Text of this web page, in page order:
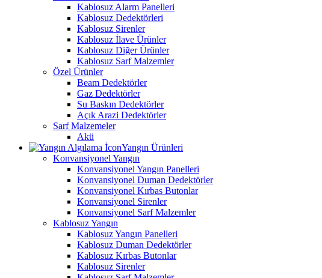
Kablosuz Alarm Panelleri
Kablosuz Dedektörleri
Kablosuz Sirenler
Kablosuz İlave Ürünler
Kablosuz Diğer Ürünler
Kablosuz Sarf Malzemler
Özel Ürünler
Beam Dedektörler
Gaz Dedektörler
Su Baskın Dedektörler
Açık Arazi Dedektörler
Sarf Malzemeler
Akü
Yangın Ürünleri
Konvansiyonel Yangın
Konvansiyonel Yangın Panelleri
Konvansiyonel Duman Dedektörler
Konvansiyonel Kırbas Butonlar
Konvansiyonel Sirenler
Konvansiyonel Sarf Malzemler
Kablosuz Yangın
Kablosuz Yangın Panelleri
Kablosuz Duman Dedektörler
Kablosuz Kırbas Butonlar
Kablosuz Sirenler